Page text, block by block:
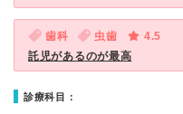
歯科 虫歯
4.5
託児があるのが最高
診療科目：